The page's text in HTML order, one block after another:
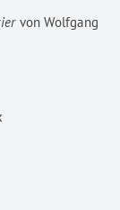
vonWolfgang